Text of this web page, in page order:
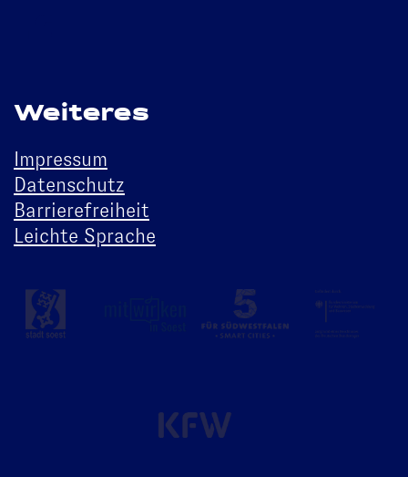
Weiteres
Impressum
Datenschutz
Barrierefreiheit
Leichte Sprache